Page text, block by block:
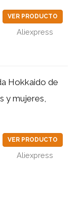
VER PRODUCTO
Aliexpress
Hokkaido de
y mujeres,
VER PRODUCTO
Aliexpress